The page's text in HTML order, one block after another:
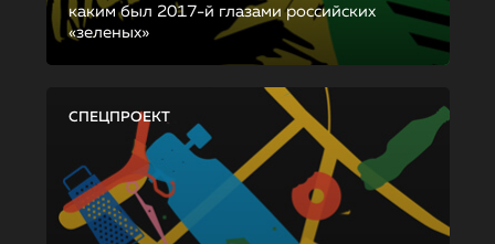
каким был 2017-й глазами российских
«зеленых»
СПЕЦПРОЕКТ